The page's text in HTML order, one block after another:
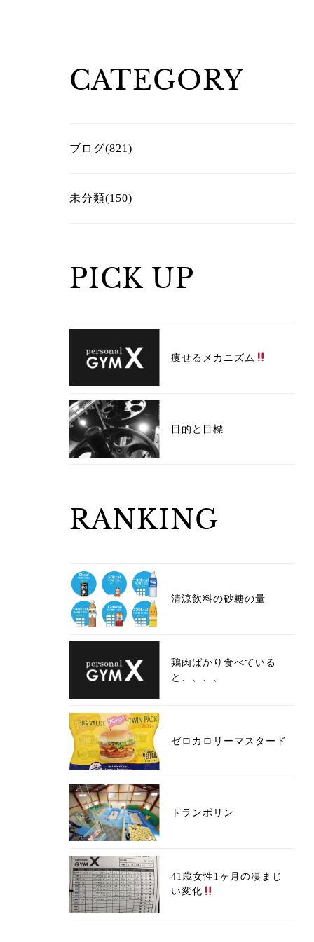
CATEGORY
ブログ(821)
未分類(150)
PICK UP
痩せるメカニズム
目的と目標
RANKING
清涼飲料の砂糖の量
鶏肉ばかり食べている
と、、、、
ゼロカロリーマスタード
トランポリン
41歳女性1ヶ月の凄まじ
い変化